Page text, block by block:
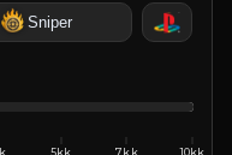
Sniper